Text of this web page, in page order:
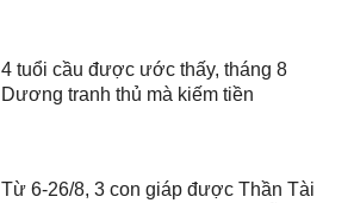
4 tuổi cầu được ước thấy, tháng 8
Dương tranh thủ mà kiếm tiền
Từ 6-26/8, 3 con giáp được Thần Tài